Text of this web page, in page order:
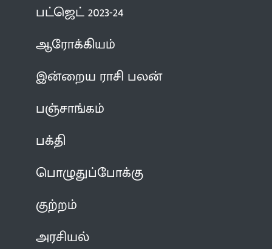
பட்ஜெட் 2023-24
ஆரோக்கியம்
இன்றைய ராசி பலன்
பஞ்சாங்கம்
பக்தி
பொழுதுப்போக்கு
குற்றம்
அரசியல்